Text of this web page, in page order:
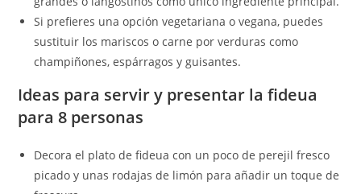
Si prefieres una opción vegetariana o vegana, puedes
sustituir los mariscos o carne por verduras como
champiñones, espárragos y guisantes.
Ideas para servir y presentar la fideua
para 8 personas
Decora el plato de fideua con un poco de perejil fresco
picado y unas rodajas de limón para añadir un toque de